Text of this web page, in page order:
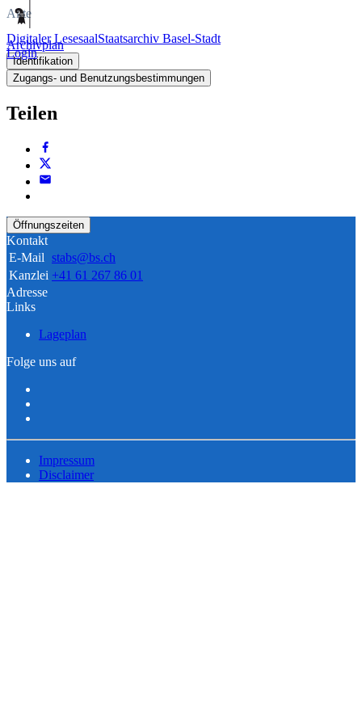
Digitaler LesesaalStaatsarchiv Basel-Stadt
Login
Akte
Archivplan
Identifikation
Zugangs- und Benutzungsbestimmungen
Teilen
Öffnungszeiten
Kontakt
E-Mail stabs@bs.ch
Kanzlei +41 61 267 86 01
Adresse
Links
Lageplan
Folge uns auf
Impressum
Disclaimer